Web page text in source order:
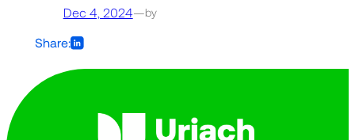
Dec 4, 2024—by
Share: